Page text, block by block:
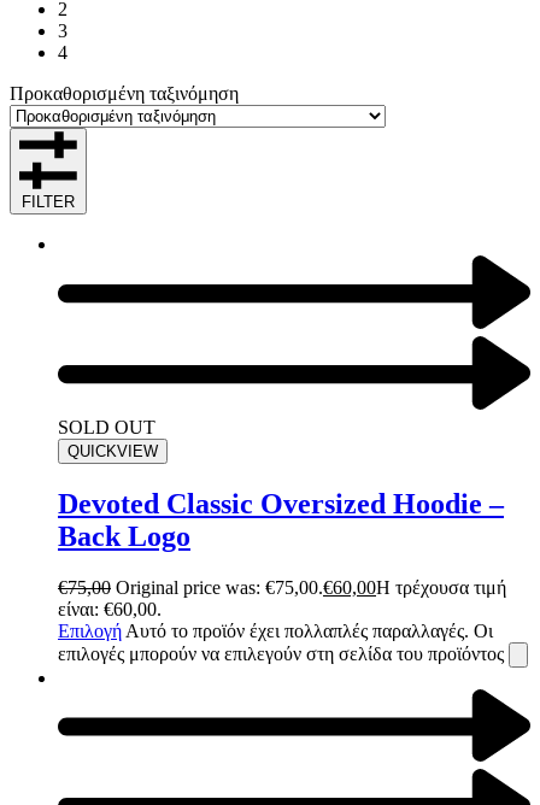
2
3
4
Προκαθορισμένη ταξινόμηση
FILTER
SOLD OUT
QUICKVIEW
Devoted Classic Oversized Hoodie –
Back Logo
€75,00 Original price was: €75,00.€60,00Η τρέχουσα τιμή
είναι: €60,00.
Επιλογή Αυτό το προϊόν έχει πολλαπλές παραλλαγές. Οι
επιλογές μπορούν να επιλεγούν στη σελίδα του προϊόντος